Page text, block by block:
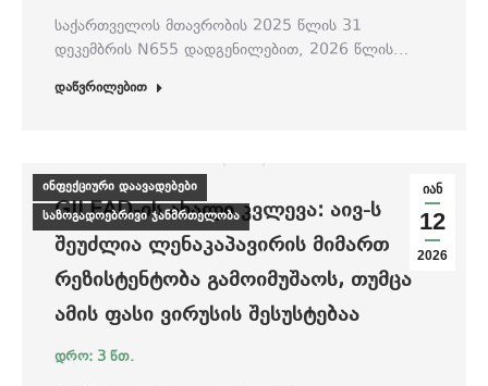
საქართველოს მთავრობის 2025 წლის 31
დეკემბრის N655 დადგენილებით, 2026 წლის…
დაწვრილებით
იან
12
2026
ინფექციური დაავადებები
საზოგადოებრივი ჯანმრთელობა
GILEAD-ᲘᲡ ᲐᲮᲐᲚᲘ ᲙᲕᲚᲔᲕᲐ: ᲐᲘᲕ-Ს
ᲨᲔᲣᲫᲚᲘᲐ ᲚᲔᲜᲐᲙᲐᲞᲐᲕᲘᲠᲘᲡ ᲛᲘᲛᲐᲠᲗ
ᲠᲔᲖᲘᲡᲢᲔᲜᲢᲝᲑᲐ ᲒᲐᲛᲝᲘᲛᲣᲨᲐᲝᲡ, ᲗᲣᲛᲪᲐ
ᲐᲛᲘᲡ ᲤᲐᲡᲘ ᲕᲘᲠᲣᲡᲘᲡ ᲨᲔᲡᲣᲡᲢᲔᲑᲐᲐ